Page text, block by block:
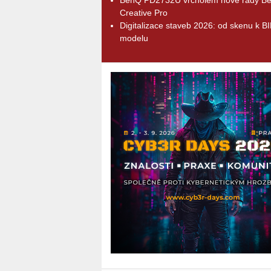
Creative Pro
Digitalizace staveb 2026: od skenu k
modelu